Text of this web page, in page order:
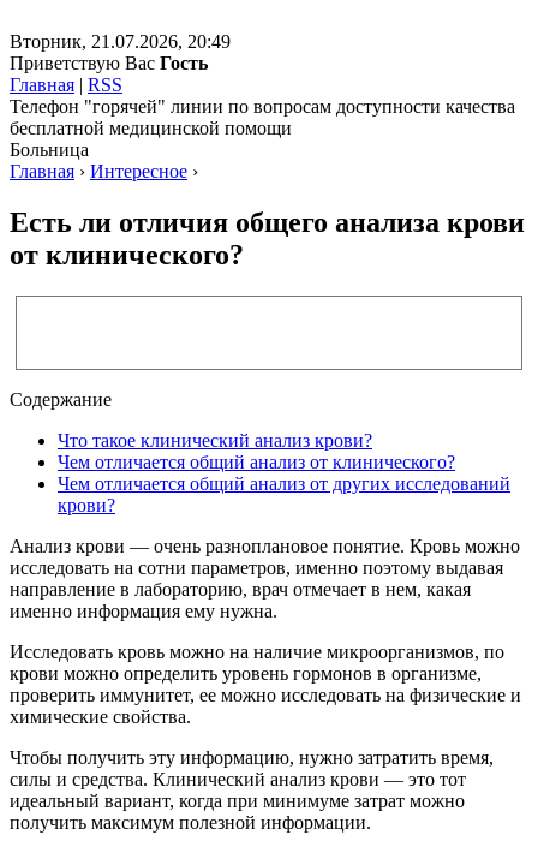
Вторник, 21.07.2026, 20:49
Приветствую Вас Гость
Главная | RSS
Телефон "горячей" линии по вопросам доступности качества
бесплатной медицинской помощи
Больница
Главная › Интересное ›
Есть ли отличия общего анализа крови
от клинического?
Содержание
Что такое клинический анализ крови?
Чем отличается общий анализ от клинического?
Чем отличается общий анализ от других исследований
крови?
Анализ крови — очень разноплановое понятие. Кровь можно
исследовать на сотни параметров, именно поэтому выдавая
направление в лабораторию, врач отмечает в нем, какая
именно информация ему нужна.
Исследовать кровь можно на наличие микроорганизмов, по
крови можно определить уровень гормонов в организме,
проверить иммунитет, ее можно исследовать на физические и
химические свойства.
Чтобы получить эту информацию, нужно затратить время,
силы и средства. Клинический анализ крови — это тот
идеальный вариант, когда при минимуме затрат можно
получить максимум полезной информации.